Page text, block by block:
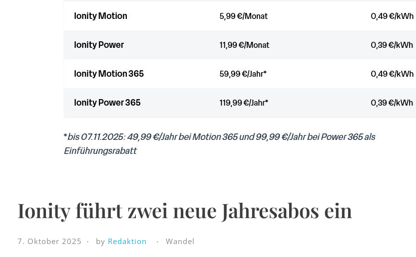
Ionity führt zwei neue Jahresabos ein
7. Oktober 2025 by Redaktion Wandel